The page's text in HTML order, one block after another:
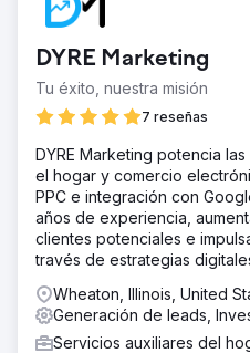
DYRE Marketing
Tu éxito, nuestra misión
7 reseñas
DYRE Marketing potencia
el hogar y comercio
PPC e integración con
años de experiencia,
clientes potenciales e
través de estrategias
Wheaton, Illinois, United
Generación de leads,
Servicios auxiliares del